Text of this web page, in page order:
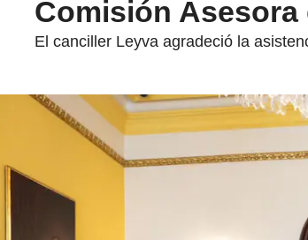
Comisión
El canciller Leyva agradeció la